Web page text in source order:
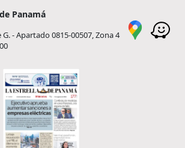
Panamá
- Apartado 0815-00507, Zona 4